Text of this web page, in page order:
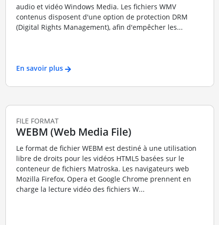
audio et vidéo Windows Media. Les fichiers WMV
contenus disposent d'une option de protection DRM
(Digital Rights Management), afin d'empêcher les...
En savoir plus
FILE FORMAT
WEBM (Web Media File)
Le format de fichier WEBM est destiné à une utilisation
libre de droits pour les vidéos HTML5 basées sur le
conteneur de fichiers Matroska. Les navigateurs web
Mozilla Firefox, Opera et Google Chrome prennent en
charge la lecture vidéo des fichiers W...